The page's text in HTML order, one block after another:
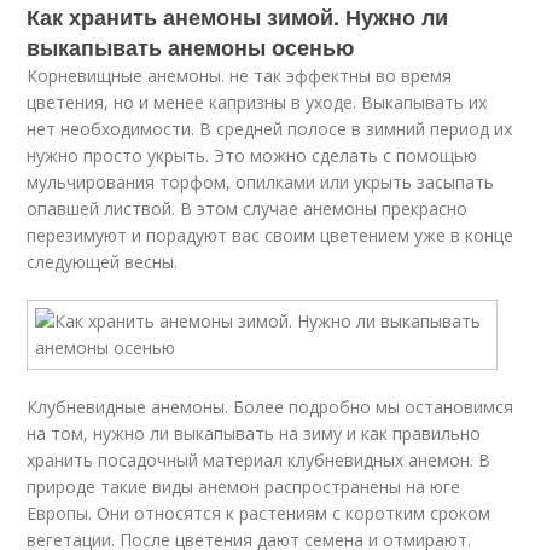
Как хранить анемоны зимой. Нужно ли
выкапывать анемоны осенью
Корневищные анемоны. не так эффектны во время
цветения, но и менее капризны в уходе. Выкапывать их
нет необходимости. В средней полосе в зимний период их
нужно просто укрыть. Это можно сделать с помощью
мульчирования торфом, опилками или укрыть засыпать
опавшей листвой. В этом случае анемоны прекрасно
перезимуют и порадуют вас своим цветением уже в конце
следующей весны.
Клубневидные анемоны. Более подробно мы остановимся
на том, нужно ли выкапывать на зиму и как правильно
хранить посадочный материал клубневидных анемон. В
природе такие виды анемон распространены на юге
Европы. Они относятся к растениям с коротким сроком
вегетации. После цветения дают семена и отмирают.